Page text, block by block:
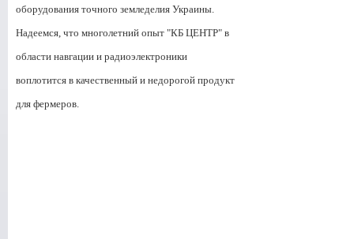
оборудования точного земледелия Украины.
Надеемся, что многолетний опыт "КБ ЦЕНТР" в
области навгации и радиоэлектроники
воплотится в качественный и недорогой продукт
для фермеров.